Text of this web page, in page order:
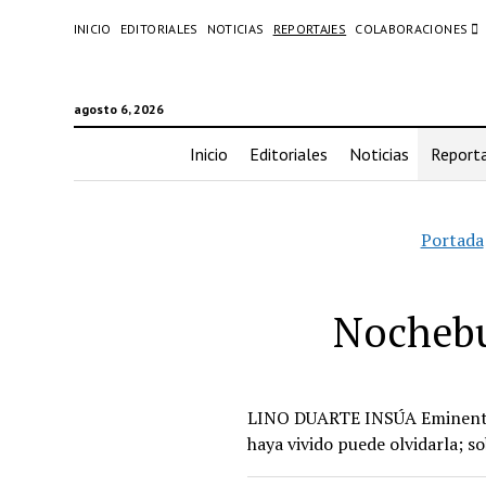
INICIO EDITORIALES NOTICIAS REPORTAJES COLABORACIONES
agosto 6, 2026
Inicio Editoriales Noticias
Portada
LINO DUARTE INSÚA
haya vivido puede olvidarla;